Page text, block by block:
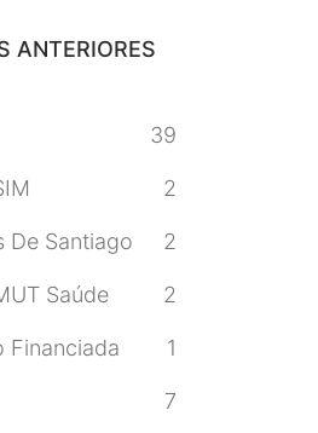
ANTERIORES
39
2
De Santiago 2
Saúde 2
Financiada 1
7